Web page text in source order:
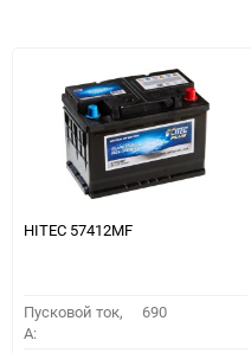
HITEC 57412MF
Пусковой ток,
A:
690